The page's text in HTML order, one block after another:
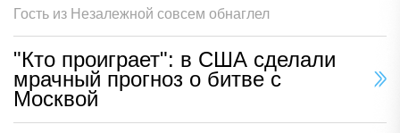
Гость из Незалежной совсем обнаглел
"Кто проиграет": в США сделали
мрачный прогноз о битве с
Москвой